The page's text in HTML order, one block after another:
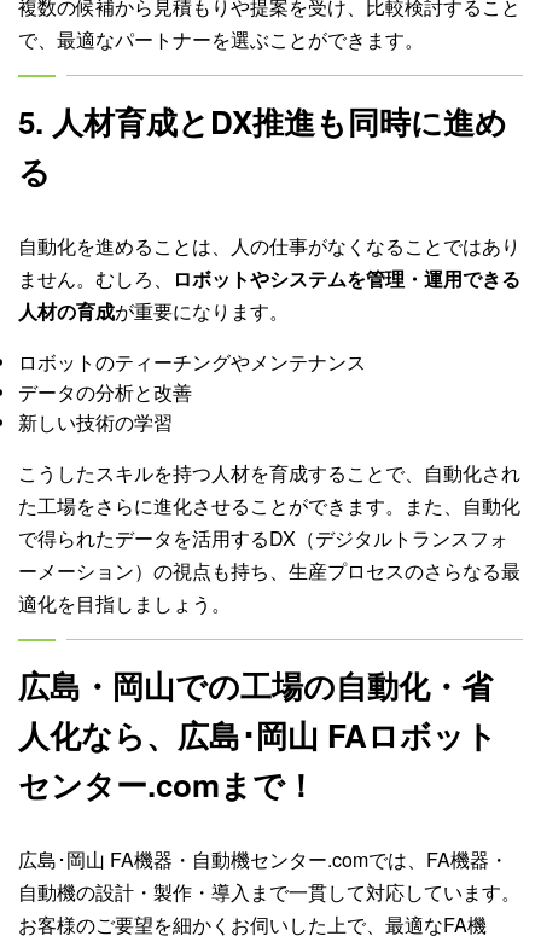
複数の候補から見積もりや提案を受け、比較検討すること
で、最適なパートナーを選ぶことができます。
5. 人材育成とDX推進も同時に進め
る
自動化を進めることは、人の仕事がなくなることではあり
ません。むしろ、
ロボットやシステムを管理・運用できる
人材の育成が重要になります。
ロボットのティーチングやメンテナンス
データの分析と改善
新しい技術の学習
こうしたスキルを持つ人材を育成することで、自動化され
た工場をさらに進化させることができます。また、自動化
で得られたデータを活用するDX（デジタルトランスフォ
ーメーション）の視点も持ち、生産プロセスのさらなる最
適化を目指しましょう。
広島・岡山での工場の自動化・省
人化なら、広島･岡山 FAロボット
センター.comまで！
広島･岡山 FA機器・自動機センター.comでは、FA機器・
自動機の設計・製作・導入まで一貫して対応しています。
お客様のご要望を細かくお伺いした上で、最適なFA機